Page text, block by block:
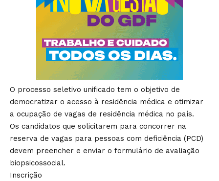
O processo seletivo unificado tem o objetivo de
democratizar o acesso à residência médica e otimizar
a ocupação de vagas de residência médica no país.
Os candidatos que solicitarem para concorrer na
reserva de vagas para pessoas com deficiência (PCD)
devem preencher e enviar o formulário de avaliação
biopsicossocial.
Inscrição